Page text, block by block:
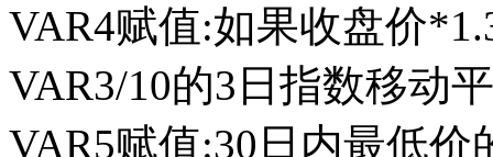
VAR4赋值:如果收盘价
VAR3/10的3日指数移动
VAR5赋值:30日内最低价